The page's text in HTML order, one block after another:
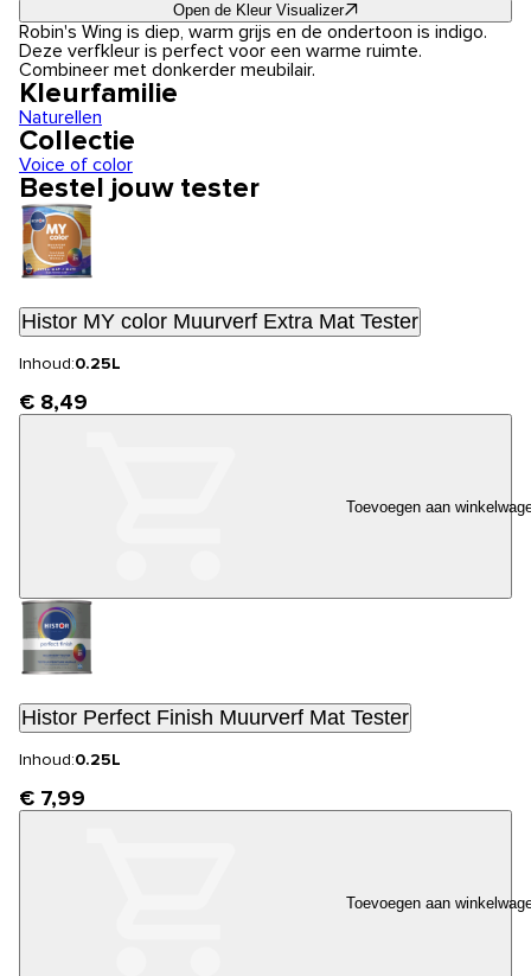
Open de Kleur Visualizer
Robin's Wing is diep, warm grijs en de ondertoon is indigo.
Deze verfkleur is perfect voor een warme ruimte.
Combineer met donkerder meubilair.
Kleurfamilie
Naturellen
Collectie
Voice of color
Bestel jouw tester
Histor MY color Muurverf Extra Mat Tester
Inhoud:0.25L
€ 8,49
Toevoegen aan
Histor Perfect Finish Muurverf Mat Tester
Inhoud:0.25L
€ 7,99
Toevoegen aan